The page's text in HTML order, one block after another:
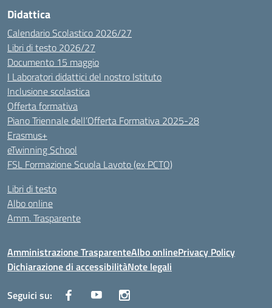
Didattica
Calendario Scolastico 2026/27
Libri di testo 2026/27
Documento 15 maggio
I Laboratori didattici del nostro Istituto
Inclusione scolastica
Offerta formativa
Piano Triennale dell’Offerta Formativa 2025-28
Erasmus+
eTwinning School
FSL Formazione Scuola Lavoto (ex PCTO)
Libri di testo
Albo online
Amm. Trasparente
Amministrazione TrasparenteAlbo onlinePrivacy Policy
Dichiarazione di accessibilitàNote legali
Seguici su: